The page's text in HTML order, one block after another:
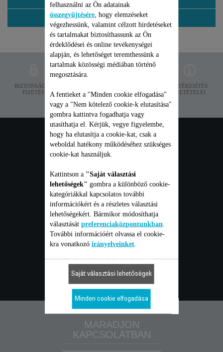
VENTILÁTOR
BIZTONSÁGOS
FIZETÉS
FELTÉTELEK
ÉRTÉKESÍTÉS
FELTÉTELEI
FOGYASZTÓI
szolgáltatások
GARANCIA
JAVÍTÁS
FELHASZNÁLÓI ÚTMUTATÓ
KAPCSOLAT
MARADJON
KAPCSOLATBAN
felhasználni az Ön adatainak
összegyűjtésére, hogy elemzéseket
végezhessünk, valamint célzott hirdetéseket
és tartalmakat biztosíthassunk az Ön
érdeklődései és online tevékenységei
alapján, és lehetőséget teremthessünk a
tartalmak közösségi médiában történő
megosztására.
A fentieket a "Minden cookie elfogadása"
vagy a "Nem kötelező cookie-k elutasítása"
gombra kattintva fogadhatja vagy
utasíthatja el. Kérjük, vegye figyelembe,
hogy ha elutasítja a cookie-kat, csak a
weboldal hatékony működéséhez szükséges
cookie-kat használjuk.
Kattintson a "Saját választási
lehetőségek" gombra a különböző cookie-
kategóriákkal kapcsolatos további
információkért és a részletes választási
lehetőségekért. Bármikor módosíthatja
választását preferenciaközpontunkban
További információért olvassa el cookie-
kra vonatkozó irányelveinket.
Saját választási lehetőségek
Minden cookie elfogadása